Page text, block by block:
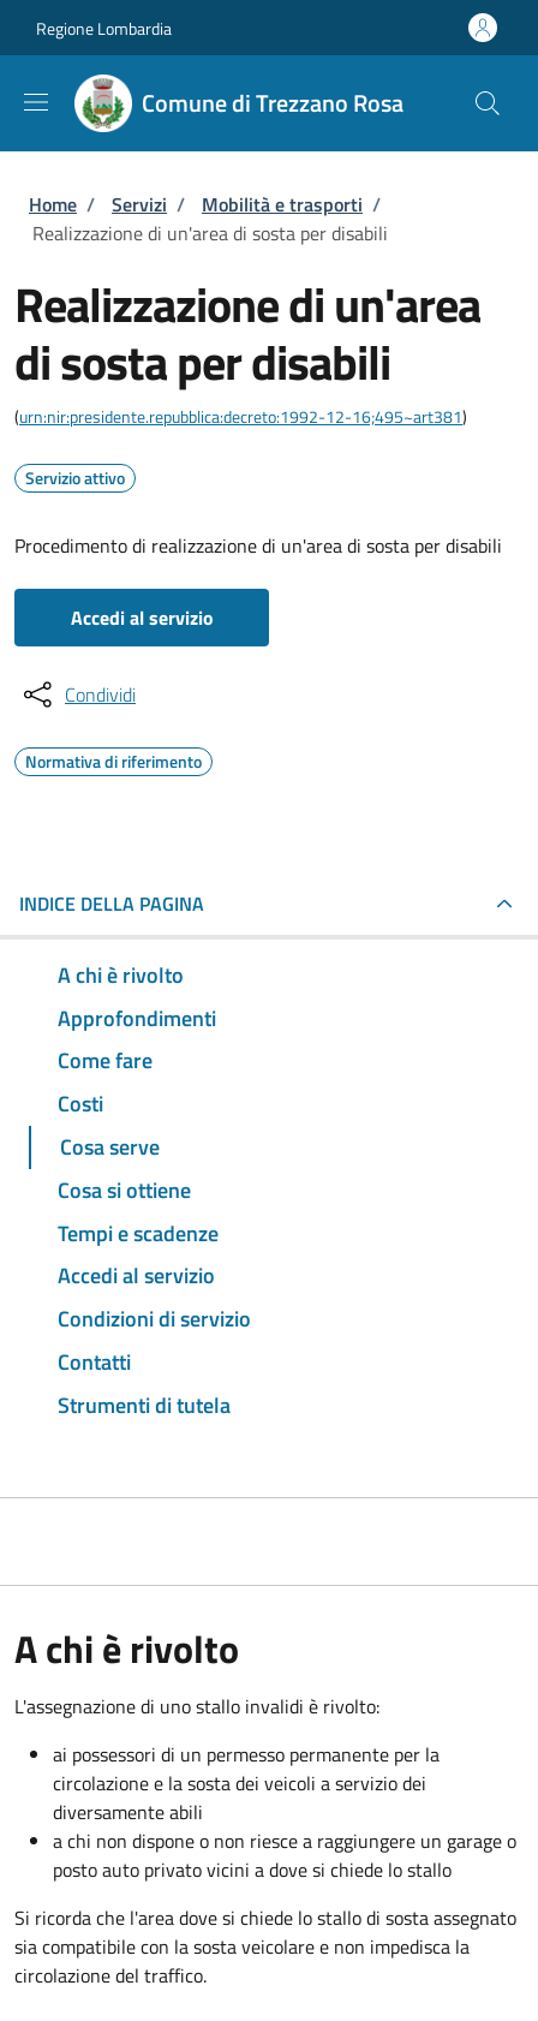
Regione Lombardia
Comune di Trezzano Rosa
Briciole di pane
Home / Servizi / Mobilità e trasporti /
Realizzazione di un'area di sosta per disabili
Realizzazione di un'area
di sosta per disabili
(urn:nir:presidente.repubblica:decreto:1992-12-16;495~art381)
Servizio attivo
Procedimento di realizzazione di un'area di sosta per disabili
Accedi al servizio
Condividi
Normativa di riferimento
INDICE DELLA PAGINA
A chi è rivolto
Approfondimenti
Come fare
Costi
Cosa serve
Cosa si ottiene
Tempi e scadenze
Accedi al servizio
Condizioni di servizio
Contatti
Strumenti di tutela
A chi è rivolto
L'assegnazione di uno stallo invalidi è rivolto:
ai possessori di un permesso permanente per la
circolazione e la sosta dei veicoli a servizio dei
diversamente abili
a chi non dispone o non riesce a raggiungere un garage o
posto auto privato vicini a dove si chiede lo stallo
Si ricorda che l'area dove si chiede lo stallo di sosta assegnato
sia compatibile con la sosta veicolare e non impedisca la
circolazione del traffico.